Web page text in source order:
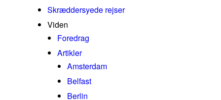
Skræddersyede rejser
Viden
Foredrag
Artikler
Amsterdam
Belfast
Berlin